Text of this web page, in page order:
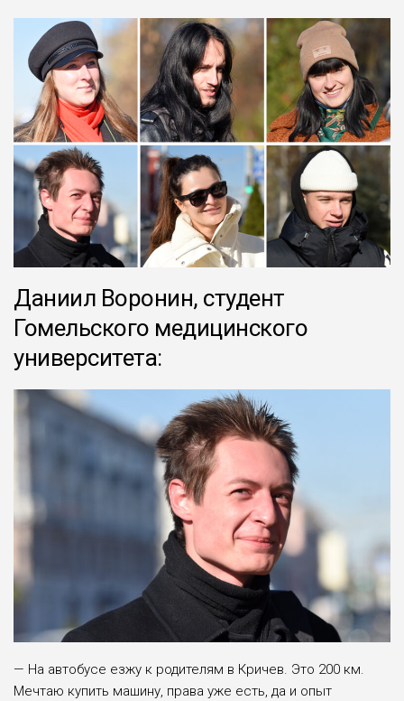
Даниил Воронин, студент
Гомельского медицинского
университета:
— На автобусе езжу к родите­лям в Кричев. Это 200 км.
Мечтаю купить машину, права уже есть, да и опыт